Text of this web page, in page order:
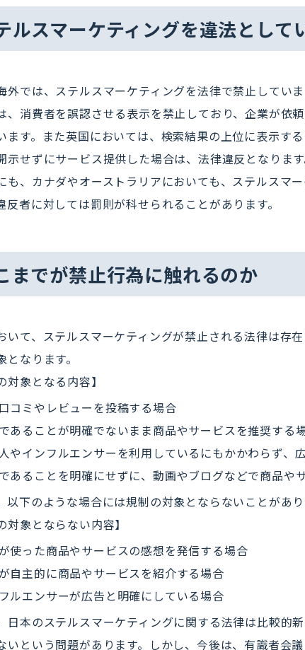
ルスマーケティングを違法として
外では、ステルスマーケティングを法律で禁止していま
、消費者を誤認させる表示を禁止しており、企業が依
ます。また英国においては、検索結果の上位に表示す
示せずにサービス提供した場合は、法律違反となります
も、カナダやオーストラリアにおいても、ステルスマ
反者に対しては罰則が科せられることがあります。
までが禁止行為に触れるのか
いて、ステルスマーケティングが禁止される法律は存
となります。
対象となる内容】
コミやレビューを投稿する場合
あることが明確でないまま商品やサービスを推奨する
やインフルエンサーを利用しているにもかかわらず、
あることを明確にせずに、動画やブログなどで商品や
以下のような場合には規制の対象とならないことがあり
対象とならない内容】
使った商品やサービスの感想を発信する場合
自主的に商品やサービスを紹介する場合
ルエンサーが広告と明確にしている場合
日本のステルスマーケティングに関する法律は比較的
いという問題があります。しかし、今後は、有識者会